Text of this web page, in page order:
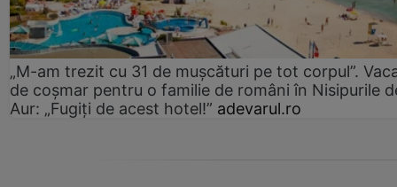
„M-am trezit cu 31 de mușcături pe tot corpul”.
de coșmar pentru o familie de români în Nisipurile
Aur: „Fugiți de acest hotel!” adevarul.ro